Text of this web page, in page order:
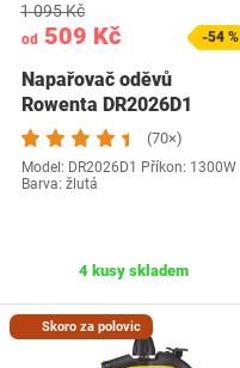
od 509 Kč
1 095 Kč
-54 %
Napařovač oděvů
Rowenta DR2026D1
(70×)
Model: ‎DR2026D1 Příkon: 1300W
Barva: žlutá
4 kusy skladem
Skoro za polovic